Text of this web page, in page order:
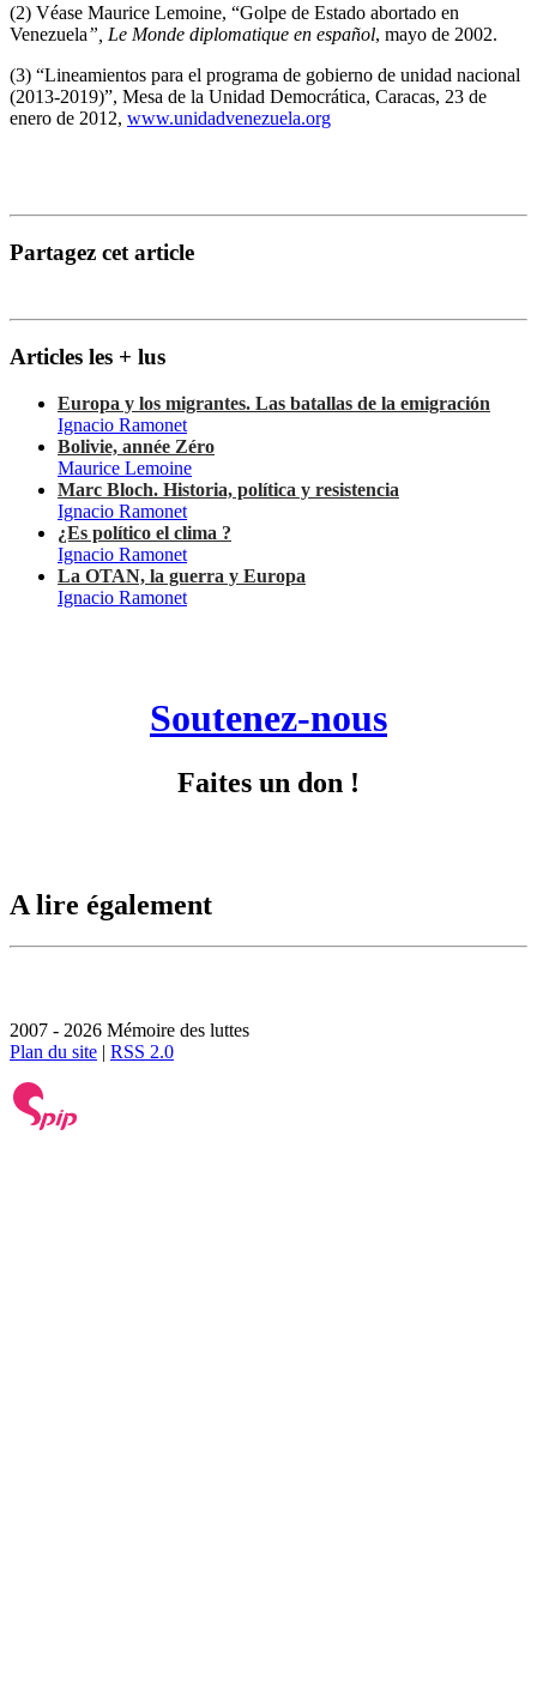
(2) Véase Maurice Lemoine, “Golpe de Estado abortado en
Venezuela”, Le Monde diplomatique en español, mayo de 2002.
(3) “Lineamientos para el programa de gobierno de unidad nacional
(2013-2019)”, Mesa de la Unidad Democrática, Caracas, 23 de
enero de 2012, www.unidadvenezuela.org
Partagez cet article
Articles les + lus
Europa y los migrantes. Las batallas de la emigración
Ignacio Ramonet
Bolivie, année Zéro
Maurice Lemoine
Marc Bloch. Historia, política y resistencia
Ignacio Ramonet
¿Es político el clima ?
Ignacio Ramonet
La OTAN, la guerra y Europa
Ignacio Ramonet
Soutenez-nous
Faites un don !
A lire également
2007 - 2026 Mémoire des luttes
Plan du site | RSS 2.0